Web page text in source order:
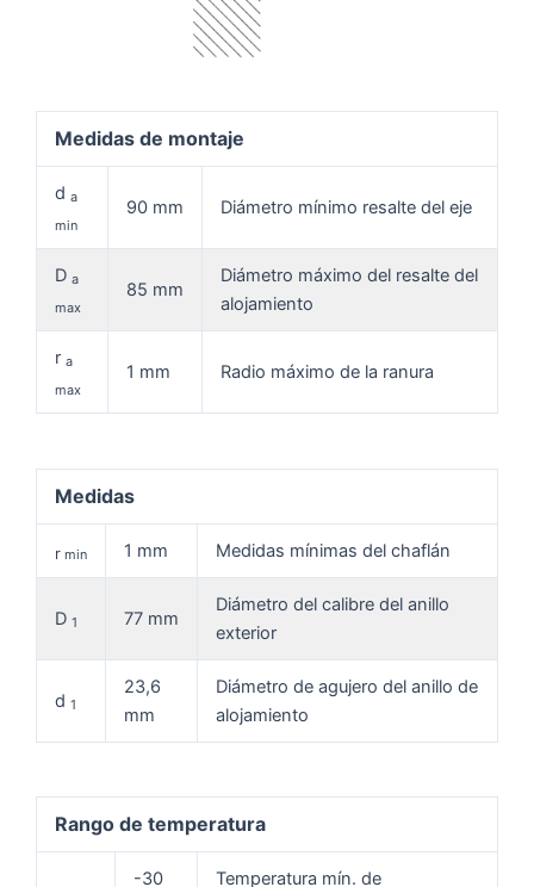
Medidas de montaje
d a
min
90 mm Diámetro mínimo resalte del eje
D a
max
85 mm
Diámetro máximo del resalte del
alojamiento
r a
max
1 mm Radio máximo de la ranura
Medidas
rmin 1 mm Medidas mínimas del chaflán
D 1 77 mm
Diámetro del calibre del anillo
exterior
d 1
23,6
mm
Diámetro de agujero del anillo de
alojamiento
Rango de temperatura
-30
Temperatura mín. de